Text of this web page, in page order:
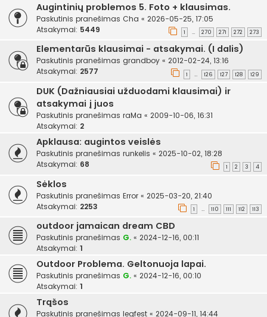
Augintinių problemos 5. Foto + klausimas.
Paskutinis pranešimas Cha « 2026-05-25, 17:05
Atsakymai: 5449 1 … 270 271 272 273
Elementarūs klausimai - atsakymai. (I dalis)
Paskutinis pranešimas grandboy « 2012-02-24, 13:16
Atsakymai: 2577 1 … 126 127 128 129
DUK (Dažniausiai užduodami klausimai) ir
atsakymai į juos
Paskutinis pranešimas raMa « 2009-10-06, 16:31
Atsakymai: 2
Apklausa: augintos veislės
Paskutinis pranešimas runkelis « 2025-10-02, 18:28
Atsakymai: 68 1 2 3 4
Sėklos
Paskutinis pranešimas Error « 2025-03-20, 21:40
Atsakymai: 2253 1 … 110 111 112 113
outdoor jamaican dream CBD
Paskutinis pranešimas G. « 2024-12-16, 00:11
Atsakymai: 1
Outdoor Problema. Geltonuoja lapai.
Paskutinis pranešimas G. « 2024-12-16, 00:10
Atsakymai: 1
Trąšos
Paskutinis pranešimas legfest « 2024-09-11, 14:44